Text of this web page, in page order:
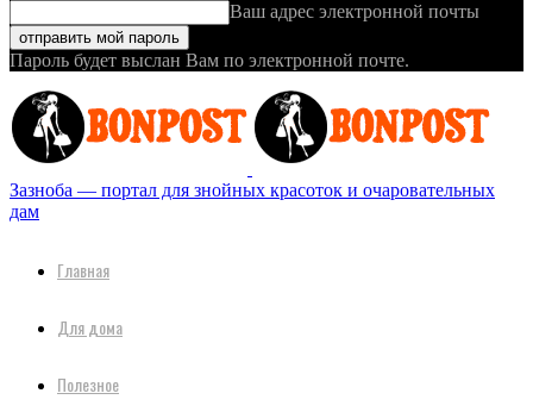
Ваш адрес электронной почты
Пароль будет выслан Вам по электронной почте.
Зазноба — портал для знойных красоток и очаровательных
дам
Главная
Для дома
Полезное